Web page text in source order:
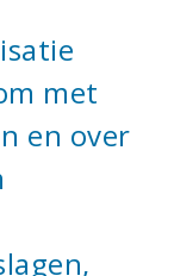
met
en over